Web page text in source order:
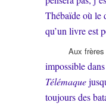
Thébaïde où le
qu’un livre est
Aux
impossible
Télémaque
toujours des